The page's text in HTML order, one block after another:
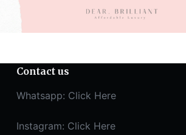
Contact us
Whatsapp: Click Here
Instagram: Click Here